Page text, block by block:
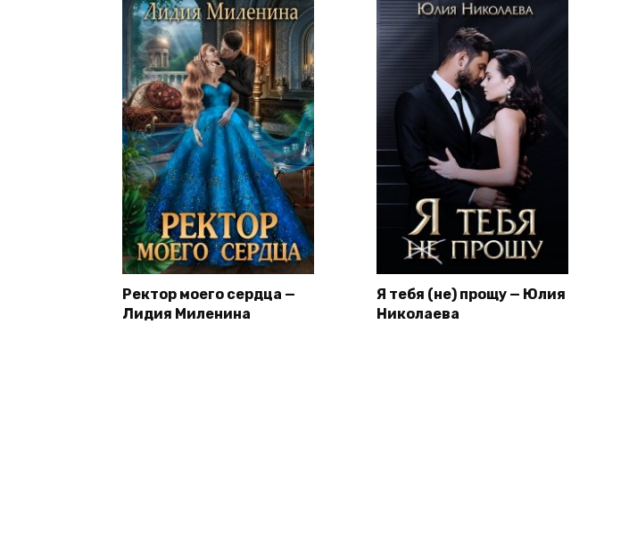
Ректор моего сердца —
Лидия Миленина
Я тебя (не) прощу — Юлия
Николаева